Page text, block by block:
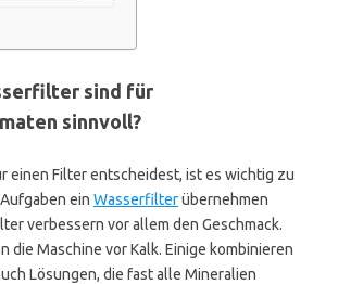
sind für
sinnvoll?
einen Filter entscheidest, ist es wichtig zu
ein Wasserfilterübernehmen
verbessern vor allem den Geschmack.
die Maschine vor Kalk. Einige kombinieren
Lösungen, die fast alle Mineralien